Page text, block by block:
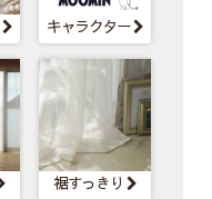
キャラクター
裾すっきり